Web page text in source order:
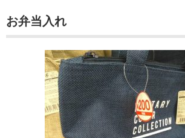
お弁当入れ